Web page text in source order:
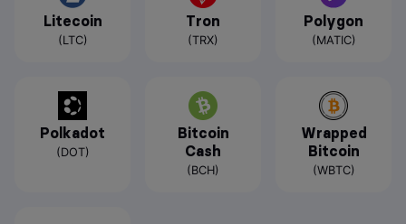
Litecoin
(LTC)
Tron
(TRX)
Polygon
(MATIC)
Polkadot
(DOT)
Bitcoin
Cash
(BCH)
Wrapped
Bitcoin
(WBTC)